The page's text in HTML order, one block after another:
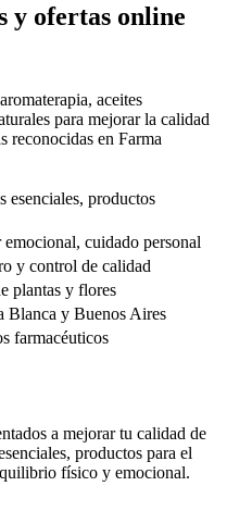
ofertas online
aceites
para mejorar la calidad
reconocidas en Farma
esenciales, productos
cuidado personal
y control de calidad
plantas y flores
Blanca y Buenos Aires
farmacéuticos
a mejorar tu calidad de
productos para el
físico y emocional.